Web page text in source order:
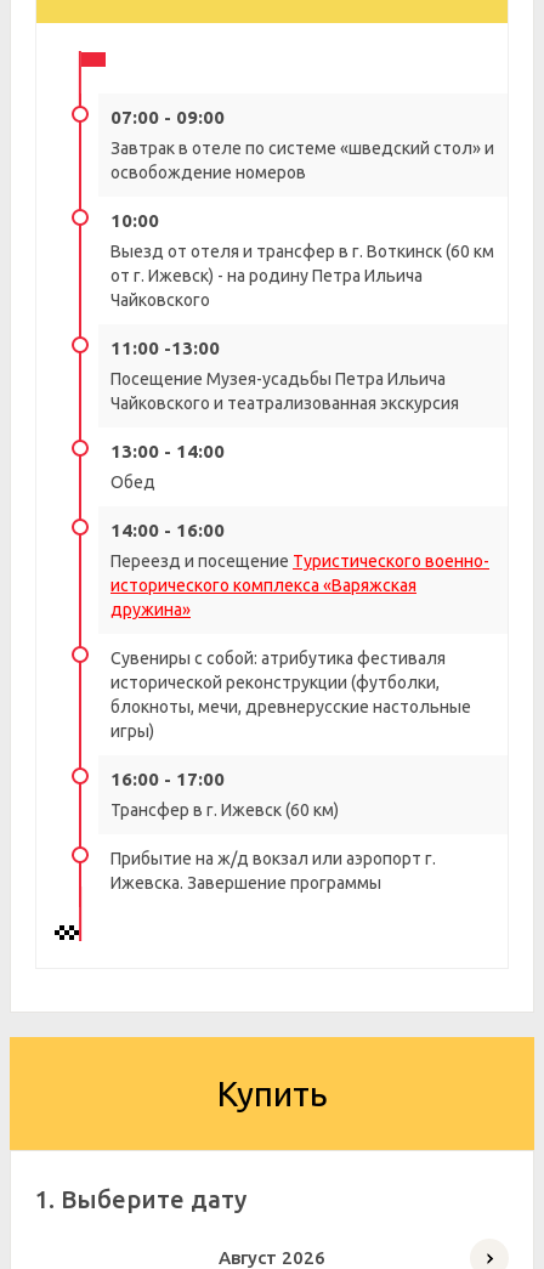
07:00 - 09:00
Завтрак в отеле по системе «шведский стол» и
освобождение номеров
10:00
Выезд от отеля и трансфер в г. Воткинск (60 км
от г. Ижевск) - на родину Петра Ильича
Чайковского
11:00 -13:00
Посещение Музея-усадьбы Петра Ильича
Чайковского и театрализованная экскурсия
13:00 - 14:00
Обед
14:00 - 16:00
Переезд и посещение Туристического военно-
исторического комплекса «Варяжская
дружина»
Сувениры с собой: атрибутика фестиваля
исторической реконструкции (футболки,
блокноты, мечи, древнерусские настольные
игры)
16:00 - 17:00
Трансфер в г. Ижевск (60 км)
Прибытие на ж/д вокзал или аэропорт г.
Ижевска. Завершение программы
Купить
1. Выберите дату
Август 2026